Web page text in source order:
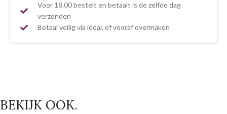
Voor 18.00 bestelt en betaalt is de zelfde dag
verzonden
Betaal veilig via ideal, of vooraf overmaken
BEKIJK OOK.